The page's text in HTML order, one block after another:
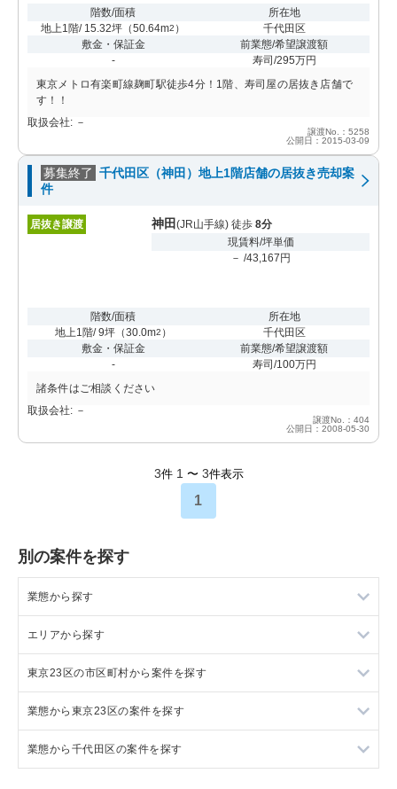
階数/面積
地上1階/ 15.32坪 （50.64m2 ）
所在地
千代田区
敷金・保証金
-
前業態/希望譲渡額
寿司/295万円
東京メトロ有楽町線麹町駅徒歩4分！1階、寿司屋の居抜き店舗で
す！！
取扱会社: －
譲渡No.：5258
公開日：2015-03-09
募集終了 千代田区（神田）地上1階店舗の居抜き売却案
件
居抜き譲渡 神田 (JR山手線) 徒歩 8分
現賃料/坪単価
－ /43,167円
階数/面積
地上1階/ 9坪（30.0m2 ）
所在地
千代田区
敷金・保証金
-
前業態/希望譲渡額
寿司/100万円
諸条件はご相談ください
取扱会社: －
譲渡No.：404
公開日：2008-05-30
3件 1 〜 3件表示
1
別の案件を探す
業態から探す
ラーメンの居抜き売却物件の案件一覧
フランス料理の居抜き売却物件の案件一覧
イタリア料理の居抜き売却物件の案件一覧
中華の居抜き売却物件の案件一覧
エリアから探す
東京23区の飲食店の居抜き売却物件の案件一覧
東京都下の飲食店の居抜き売却物件の案件一覧
千葉県の飲食店の居抜き売却物件の案件一覧
東京23区の市区町村から案件を探す
目黒区の飲食店の居抜き売却物件の案件一覧
渋谷区の飲食店の居抜き売却物件の案件一覧
業態から東京23区の案件を探す
東京23区のラーメンの居抜き売却物件の案件一覧
業態から千代田区の案件を探す